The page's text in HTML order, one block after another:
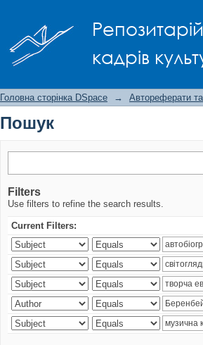
кадрів
Головна сторінка DSpace → Автореферати та
Пошук
Filters
Use filters to refine the search results.
Current Filters: